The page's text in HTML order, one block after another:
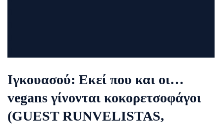
Ιγκουασού: Εκεί που και οι…
vegans γίνονται κοκορετσοφάγοι
(GUEST RUNVELISTAS,